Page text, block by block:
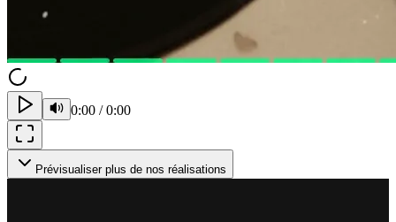
0:00 /0:00
Prévisualiser plus de nos réalisations